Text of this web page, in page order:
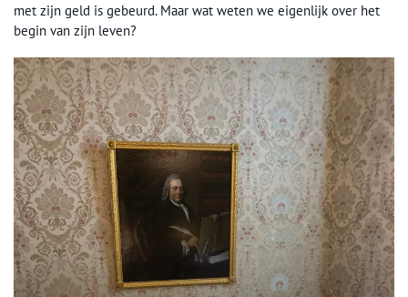
met zijn geld is gebeurd. Maar wat weten we eigenlijk over het
begin van zijn leven?